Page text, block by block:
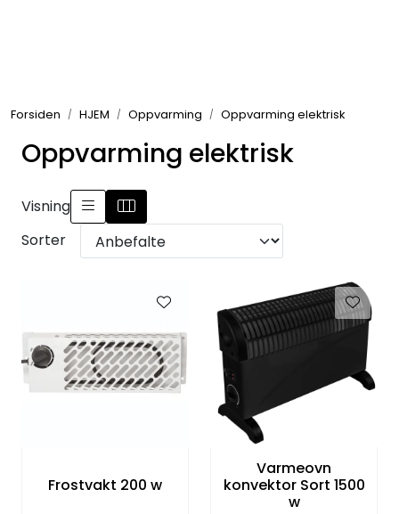
Forsiden HJEM Oppvarming Oppvarming elektrisk
Oppvarming elektrisk
Visning
Sorter
Frostvakt 200 w
Varmeovn
konvektor Sort 1500
w
UTEMILJØ
FRITID
VERKTØY
TEKSTIL